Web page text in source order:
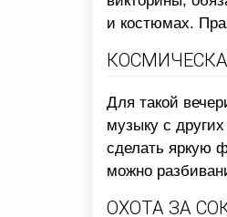
и костюмах.
Для такой
музыку с
сделать яркую
можно
ОХОТА ЗА